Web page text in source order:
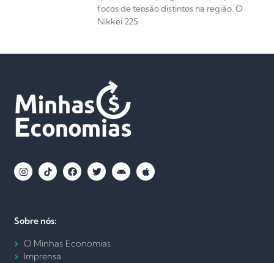
focos de tensão distintos na região. O
Nikkei 225
Sobre nós:
O Minhas Economias
Imprensa